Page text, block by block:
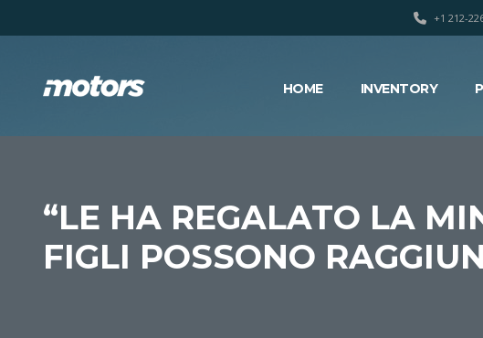
+1 212-
HOME INVENTORY
“LE HA REGALATO LA
FIGLI POSSONO